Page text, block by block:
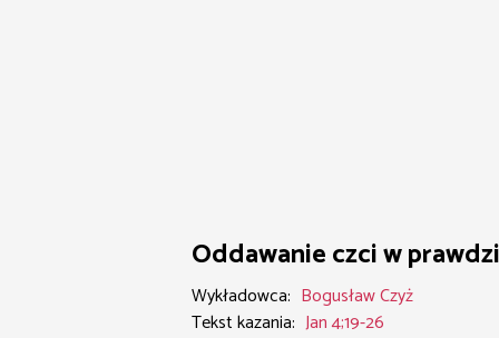
Oddawanie czci w
Wykładowca: Bogusław Czyż
Tekst kazania: Jan 4;19-26